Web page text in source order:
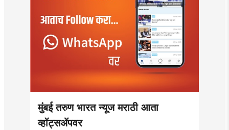
मुंबई तरुण भारत न्यूज मराठी आता
व्हॉट्सॲपवर